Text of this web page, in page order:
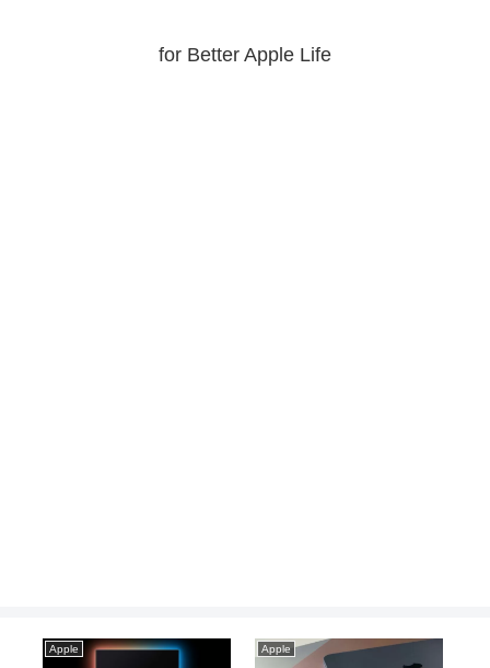
for Better Apple Life
Apple Apple